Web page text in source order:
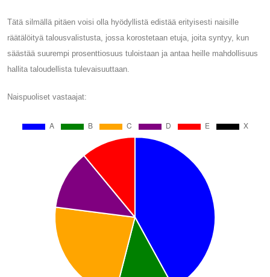
Tätä silmällä pitäen voisi olla hyödyllistä edistää erityisesti naisille
räätälöityä talousvalistusta, jossa korostetaan etuja, joita syntyy, kun
säästää suurempi prosenttiosuus tuloistaan ​​ja antaa heille mahdollisuus
hallita taloudellista tulevaisuuttaan.
Naispuoliset vastaajat: